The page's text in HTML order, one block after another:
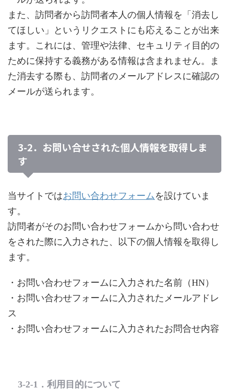
また、訪問者から訪問者本人の個人情報を「消去し
てほしい」というリクエストにも応えることが出来
ます。これには、管理や法律、セキュリティ目的の
ために保持する義務がある情報は含まれません。ま
た消去する際も、訪問者のメールアドレスに確認の
メールが送られます。
3-2．お問い合せされた個人情報を取得しま
す
当サイトではお問い合わせフォーム を設けていま
す。
訪問者がそのお問い合わせフォームから問い合わせ
をされた際に入力された、以下の個人情報を取得し
ます。
・お問い合わせフォームに入力された名前（HN）
・お問い合わせフォームに入力されたメールアドレ
ス
・お問い合わせフォームに入力されたお問合せ内容
3-2-1．利用目的について